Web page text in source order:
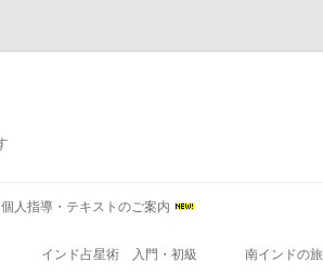
人指導・テキストのご案内
インド占星術 入門・初級 南インドの旅